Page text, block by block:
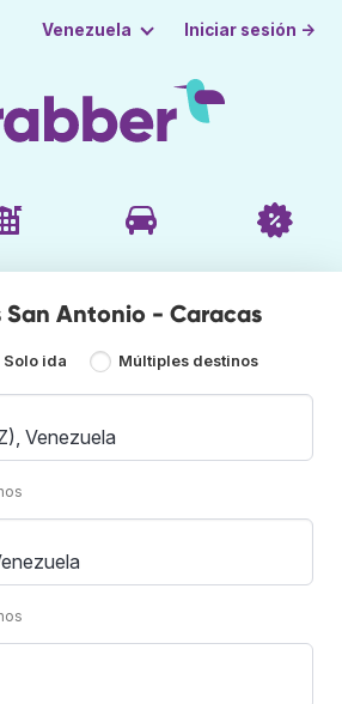
Venezuela Iniciar sesión →
San Antonio - Caracas
Solo ida Múltiples destinos